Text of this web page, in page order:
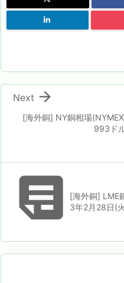
[海外銅] NY銅相場
993ド

Next
[海外銅] LME
3年2月28日(